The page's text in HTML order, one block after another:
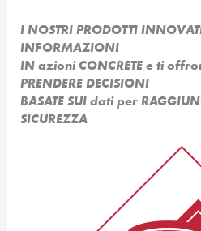
I NOSTRI PRODOTTI
INFORMAZIONI
IN azioni CONCRETE e ti
PRENDERE DECISIONI
BASATE SUI dati per
SICUREZZA